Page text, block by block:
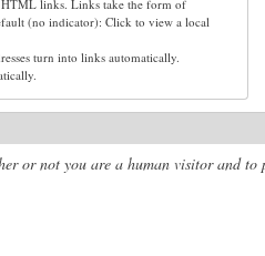
links. Links take the form of
(no indicator): Click to view a local
turn into links automatically.
or not you are a human visitor and to